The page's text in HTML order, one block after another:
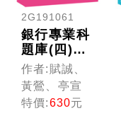
2G191061
銀行專業科
題庫(四)
(105年度會
計學概要
+貨幣銀行
學概要+票
作者:賦誠、
黃鶯、亭宣
特價:630元